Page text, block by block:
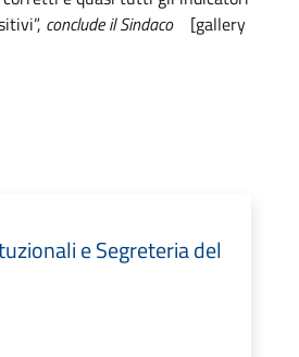
conclude il Sindaco
[gallery
e Segreteria del